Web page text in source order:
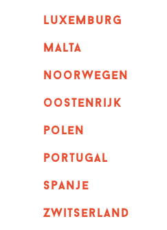
luxemburg
malta
noorwegen
oostenrijk
polen
portugal
spanje
zwitserland